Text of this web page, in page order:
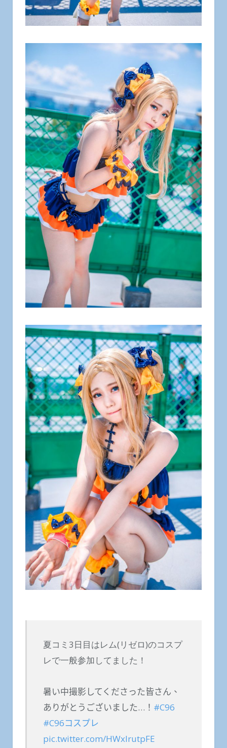
夏コミ3日目はレム(リゼロ)のコスプ
レで一般参加してました！
暑い中撮影してくださった皆さん、
ありがとうございました…！ #C96
#C96コスプレ
pic.twitter.com/HWxlrutpFE